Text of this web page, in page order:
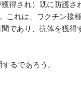
得され）既に防護さ
これは、ワクチン接
であり、抗体を獲得
るであろう。